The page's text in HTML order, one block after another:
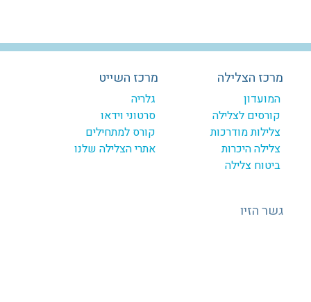
מרכז הצלילה
המועדון
קורסים לצלילה
צלילות מודרכות
צלילה היכרות
ביטוח צלילה
מרכז השייט
גלריה
סרטוני וידאו
קורס למתחילים
אתרי הצלילה שלנו
גשר הזיו